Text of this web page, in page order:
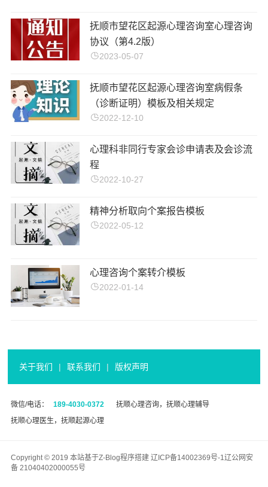
抚顺市望花区起源心理咨询室心理咨询
协议（第4.2版）
2023-05-07
抚顺市望花区起源心理咨询室病假条
（诊断证明）模板及相关规定
2022-12-10
心理科非同行专家会诊申请表及会诊流
程
2022-10-27
精神分析取向个案报告模板
2022-05-12
心理咨询个案转介模板
2022-01-14
关于我们 | 联系我们 | 版权声明
微信/电话： 189-4030-0372
抚顺心理咨询，抚顺心理辅导
抚顺心理医生，抚顺起源心理
Copyright © 2019 本站基于Z-Blog程序搭建 辽ICP备14002369号-1 辽公网安
备 21040402000055号